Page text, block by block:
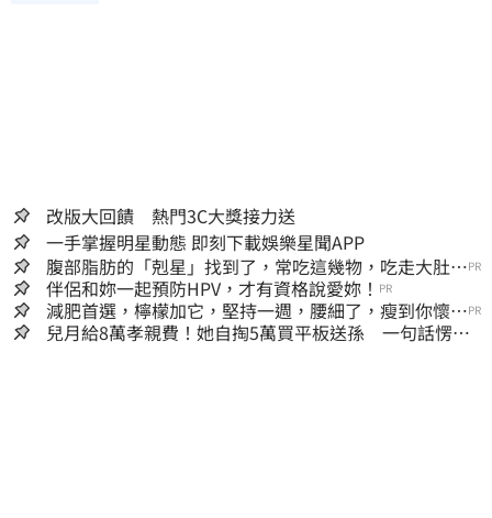
改版大回饋 熱門3C大獎接力送
一手掌握明星動態 即刻下載娛樂星聞APP
腹部脂肪的「剋星」找到了，常吃這幾物，吃走大肚
囊，瘦出小蠻腰
PR
伴侶和妳一起預防HPV，才有資格說愛妳！ PR
減肥首選，檸檬加它，堅持一週，腰細了，瘦到你懷疑
人生
PR
兒月給8萬孝親費！她自掏5萬買平板送孫 一句話愣原